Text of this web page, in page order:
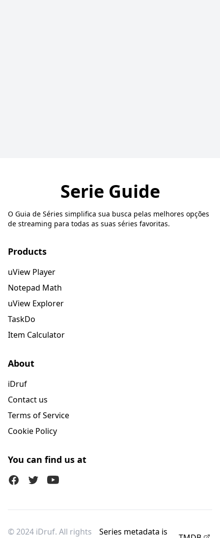
Serie Guide
O Guia de Séries simplifica sua busca pelas melhores opções
de streaming para todas as suas séries favoritas.
Products
uView Player
Notepad Math
uView Explorer
TaskDo
Item Calculator
About
iDruf
Contact us
Terms of Service
Cookie Policy
You can find us at
FacebookTwitter (X)Youtube
© 2024 iDruf. All rights Series metadata is